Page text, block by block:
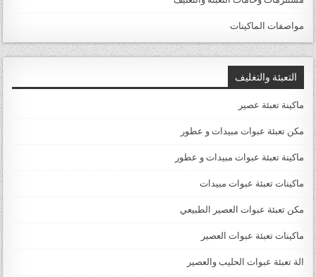
مواصفات الماكينات
التعبئة والتغليف
ماكينة تعبئة عصير
مكن تعبئة عبوات مبيدات و عطور
ماكينة تعبئة عبوات مبيدات و عطور
ماكينات تعبئة عبوات مبيدات
مكن تعبئة عبوات العصير الطبيعي
ماكينات تعبئة عبوات العصير
الة تعبئة عبوات الحليب والعصير